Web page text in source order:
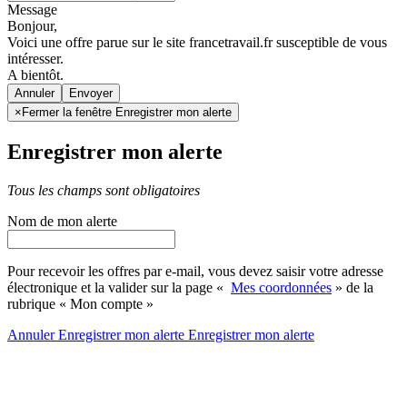
Message
Bonjour,
Voici une offre parue sur le site francetravail.fr susceptible de vous
intéresser.
A bientôt.
Annuler
× Fermer la fenêtre Enregistrer mon alerte
Enregistrer mon alerte
Tous les champs sont obligatoires
Nom de mon alerte
Pour recevoir les offres par e-mail, vous devez saisir votre adresse
électronique et la valider sur la page « Mes coordonnées » de la
rubrique « Mon compte »
AnnulerEnregistrer mon alerte Enregistrermon alerte